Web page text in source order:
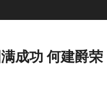
成功 何建爵荣